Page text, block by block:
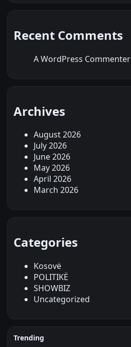
Recent Comments
A WordPress Commenter
Archives
August 2026
July 2026
June 2026
May 2026
April 2026
March 2026
Categories
Kosovë
POLITIKË
SHOWBIZ
Uncategorized
Trending